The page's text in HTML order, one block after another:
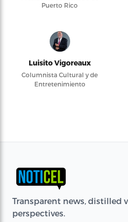
Puerto Rico
Luisito Vigoreaux
Columnista Cultural y de
Entretenimiento
Transparent news, distilled
perspectives.